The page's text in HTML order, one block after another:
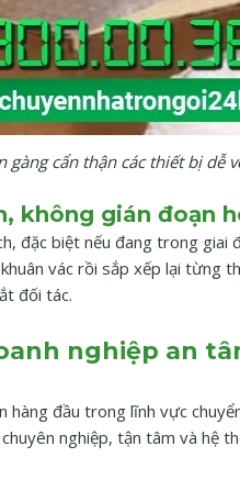
gàng cẩn thận các thiết bị dễ
không gián đoạn
đặc biệt nếu đang trong
vác rồi sắp xếp lại từng
đối tác.
nghiệp an
đầu trong lĩnh vực
nghiệp, tận tâm và hệ